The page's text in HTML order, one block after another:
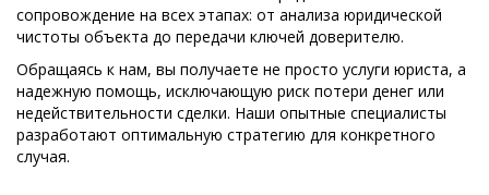
сопровождение на всех этапах: от анализа юридической
чистоты объекта до передачи ключей доверителю.
Обращаясь к нам, вы получаете не просто услуги юриста, а
надежную помощь, исключающую риск потери денег или
недействительности сделки. Наши опытные специалисты
разработают оптимальную стратегию для конкретного
случая.